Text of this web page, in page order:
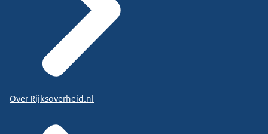
Over Rijksoverheid.nl